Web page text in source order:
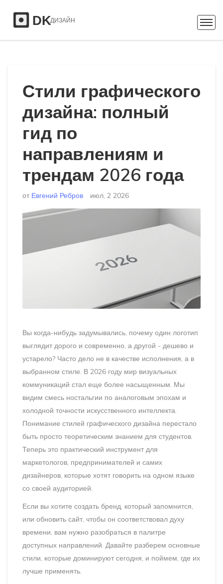
Стили графического
дизайна: полный
гид по
направлениям и
трендам 2026 года
от Евгений Ребров июл, 2 2026
Вы когда-нибудь задумывались, почему один логотип
выглядит дорого и современно, а другой - дешево и
устарело? Часто дело не в качестве исполнения, а в
выбранном стиле. В 2026 году мир визуальных
коммуникаций стал еще более насыщенным. Мы
видим смесь ностальгии по аналоговым эпохам и
холодной точности искусственного интеллекта.
Понимание стилей графического дизайна перестало
быть просто теоретическим знанием для студентов.
Теперь это практический инструмент для
маркетологов, предпринимателей и самих
дизайнеров, которые хотят говорить на одном языке
со своей аудиторией.
Если вы хотите создать бренд, который запомнится,
или обновить сайт, чтобы он соответствовал духу
времени, вам нужно разобраться в палитре
доступных направлений. Давайте разберем основные
стили, которые доминируют сегодня, и поймем, где их
лучше применять.